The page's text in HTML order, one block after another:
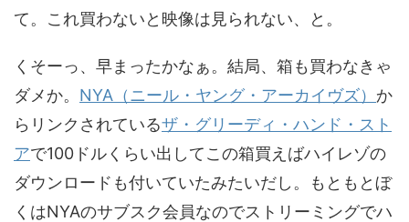
て。これ買わないと映像は見られない、と。
くそーっ、早まったかなぁ。結局、箱も買わなきゃ
ダメか。 NYA（ニール・ヤング・アーカイヴズ） か
らリンクされているザ・グリーディ・ハンド・スト
アで100ドルくらい出してこの箱買えばハイレゾの
ダウンロードも付いていたみたいだし。もともとぼ
くはNYAのサブスク会員なのでストリーミングでハ